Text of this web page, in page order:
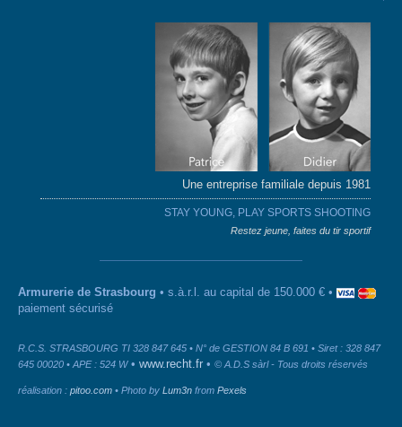
Une entreprise familiale depuis 1981
STAY YOUNG, PLAY SPORTS SHOOTING
Restez jeune, faites du tir sportif
Armurerie de Strasbourg • s.à.r.l. au capital de 150.000 € •
paiement sécurisé
R.C.S. STRASBOURG TI 328 847 645 • N° de GESTION 84 B 691 • Siret : 328 847
645 00020 • APE : 524 W• www.recht.fr • © A.D.S sàrl - Tous droits réservés
réalisation : pitoo.com • Photo by Lum3n from Pexels